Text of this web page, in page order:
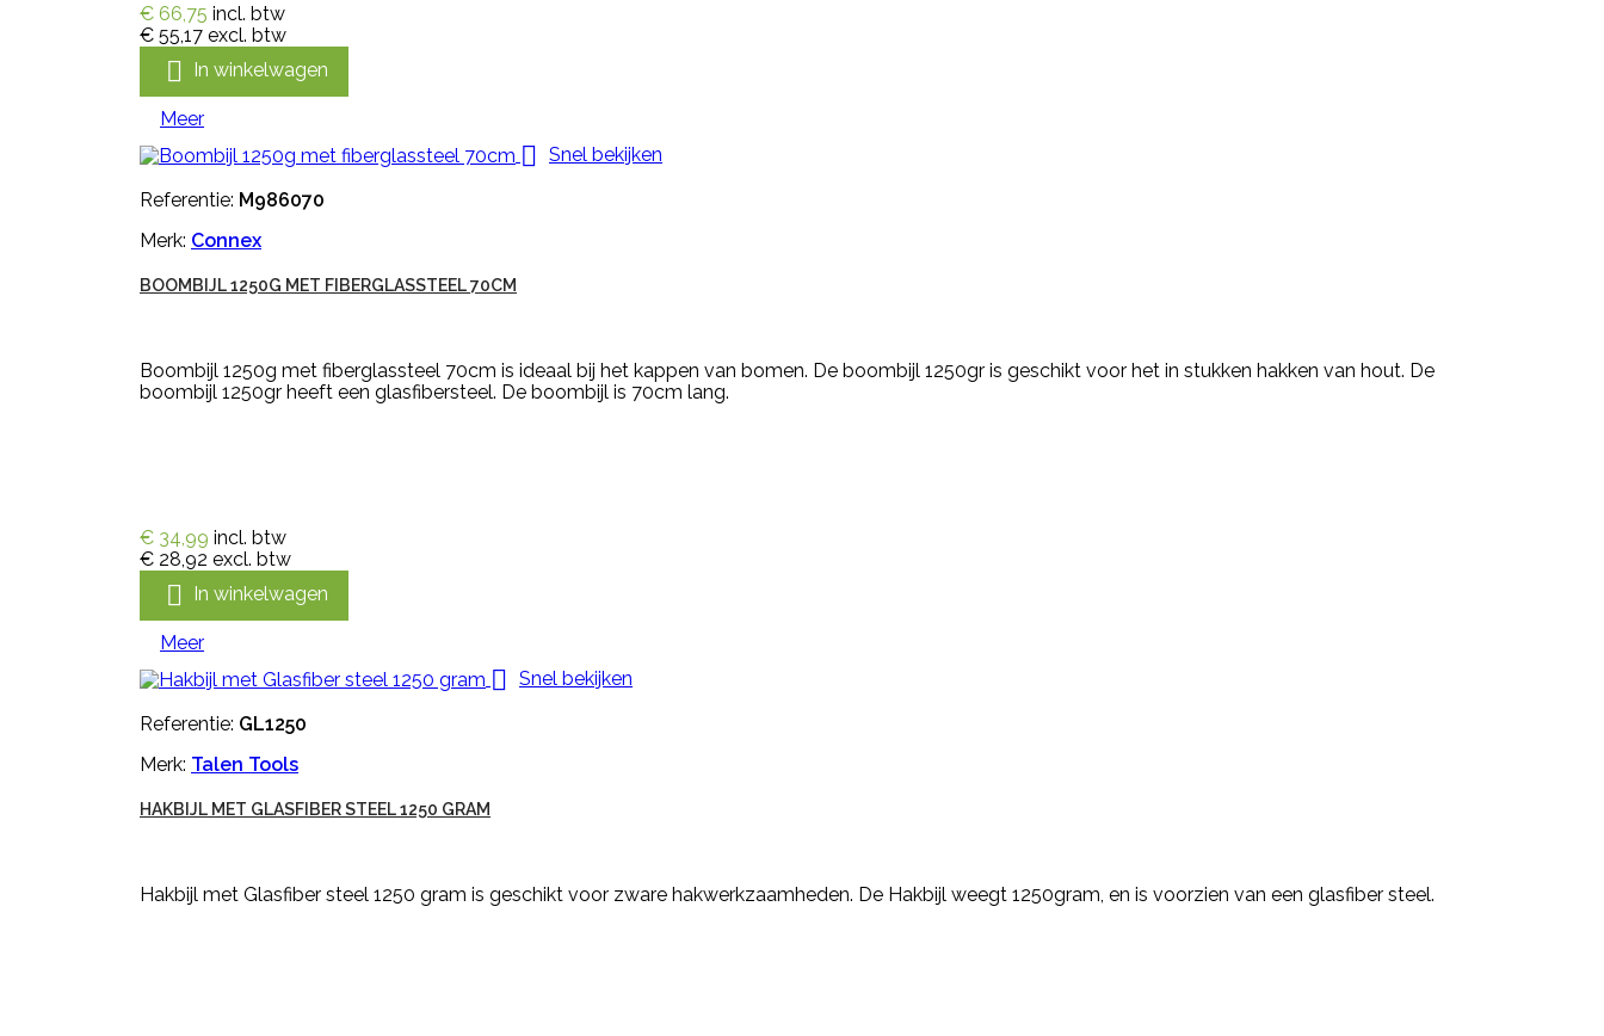
€ 66,75 incl. btw
€ 55,17 excl. btw
 In winkelwagen
Meer
 Snel bekijken
Referentie: M986070
Merk: Connex
BOOMBIJL 1250G MET FIBERGLASSTEEL 70CM
Boombijl 1250g met fiberglassteel 70cm is ideaal bij het kappen van bomen. De boombijl 1250gr is geschikt voor het in stukken hakken van hout. De
boombijl 1250gr heeft een glasfibersteel. De boombijl is 70cm lang.
€ 34,99 incl. btw
€ 28,92 excl. btw
 In winkelwagen
Meer
 Snel bekijken
Referentie: GL1250
Merk: Talen Tools
HAKBIJL MET GLASFIBER STEEL 1250 GRAM
Hakbijl met Glasfiber steel 1250 gram is geschikt voor zware hakwerkzaamheden. De Hakbijl weegt 1250gram, en is voorzien van een glasfiber steel.